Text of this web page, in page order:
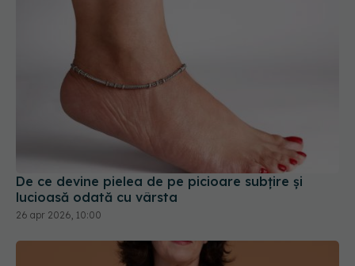
De ce devine pielea de pe picioare subțire și
lucioasă odată cu vârsta
26 apr 2026, 10:00